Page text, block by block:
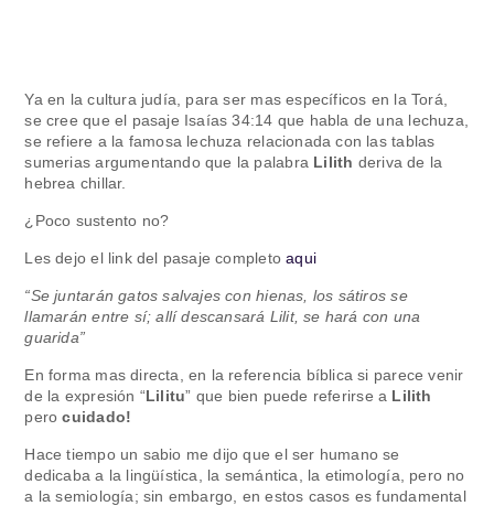
Ya en la cultura judía, para ser mas específicos en la Torá,
se cree que el pasaje Isaías 34:14 que habla de una lechuza,
se refiere a la famosa lechuza relacionada con las tablas
sumerias argumentando que la palabra Lilith deriva de la
hebrea chillar.
¿Poco sustento no?
Les dejo el link del pasaje completoaqui
“Se juntarán gatos salvajes con hienas, los sátiros se
llamarán entre sí; allí descansará Lilit, se hará con una
guarida”
En forma mas directa, en la referencia bíblica si parece venir
de la expresión “Lilitu” que bien puede referirse a Lilith
perocuidado!
Hace tiempo un sabio me dijo que el ser humano se
dedicaba a la lingüística, la semántica, la etimología, pero no
a la semiología; sin embargo, en estos casos es fundamental